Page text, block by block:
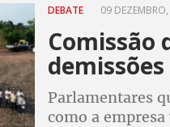
DEBATE 09
Comissão
Parlamentares
como a